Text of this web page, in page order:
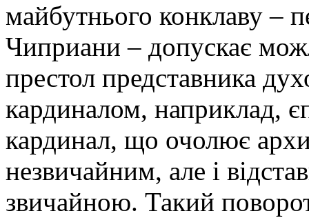
майбутнього конклаву –
Чиприани – допускає
престол представника
кардиналом, наприклад,
кардинал, що очолює
незвичайним, але і
звичайною. Такий